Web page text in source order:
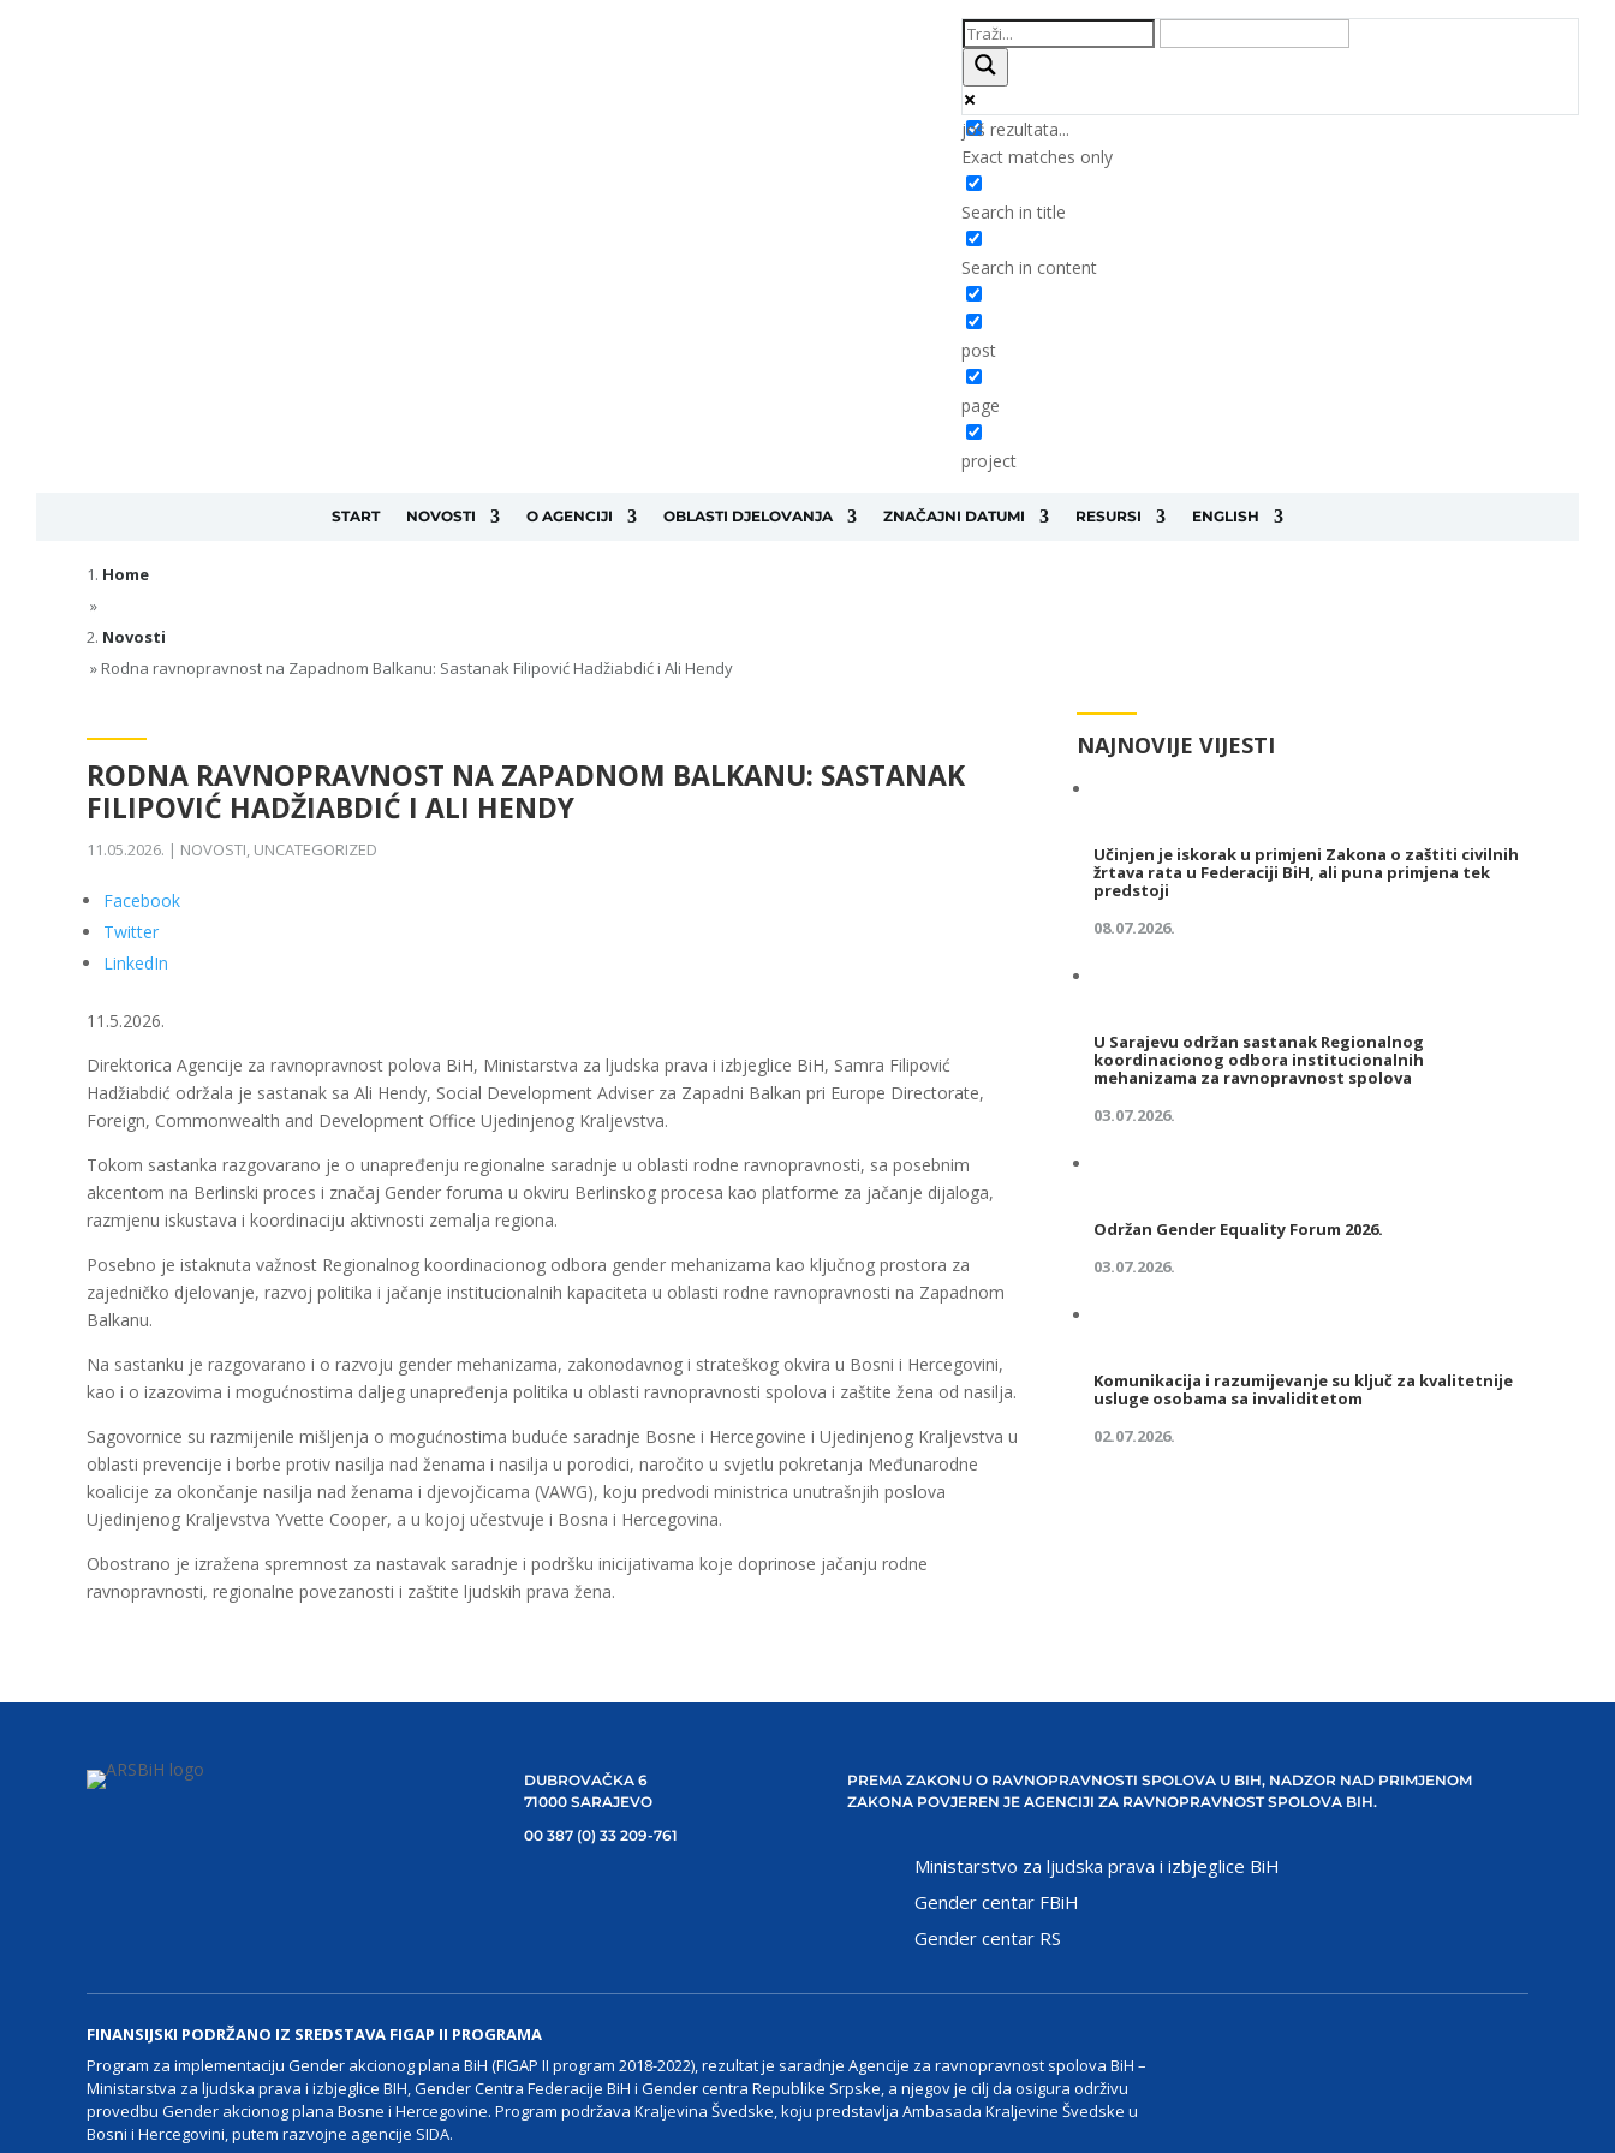
još rezultata...
Exact matches only
Search in title
Search in content
post
page
project
START NOVOSTI O AGENCIJI OBLASTI DJELOVANJA ZNAČAJNI DATUMI RESURSI ENGLISH
Home
»
Novosti
» Rodna ravnopravnost na Zapadnom Balkanu: Sastanak Filipović Hadžiabdić i Ali Hendy
RODNA RAVNOPRAVNOST NA ZAPADNOM BALKANU: SASTANAK
FILIPOVIĆ HADŽIABDIĆ I ALI HENDY
11.05.2026. | NOVOSTI, UNCATEGORIZED
Facebook
Twitter
LinkedIn
11.5.2026.
Direktorica Agencije za ravnopravnost polova BiH, Ministarstva za ljudska prava i izbjeglice BiH, Samra Filipović
Hadžiabdić održala je sastanak sa Ali Hendy, Social Development Adviser za Zapadni Balkan pri Europe Directorate,
Foreign, Commonwealth and Development Office Ujedinjenog Kraljevstva.
Tokom sastanka razgovarano je o unapređenju regionalne saradnje u oblasti rodne ravnopravnosti, sa posebnim
akcentom na Berlinski proces i značaj Gender foruma u okviru Berlinskog procesa kao platforme za jačanje dijaloga,
razmjenu iskustava i koordinaciju aktivnosti zemalja regiona.
Posebno je istaknuta važnost Regionalnog koordinacionog odbora gender mehanizama kao ključnog prostora za
zajedničko djelovanje, razvoj politika i jačanje institucionalnih kapaciteta u oblasti rodne ravnopravnosti na Zapadnom
Balkanu.
Na sastanku je razgovarano i o razvoju gender mehanizama, zakonodavnog i strateškog okvira u Bosni i Hercegovini,
kao i o izazovima i mogućnostima daljeg unapređenja politika u oblasti ravnopravnosti spolova i zaštite žena od nasilja.
Sagovornice su razmijenile mišljenja o mogućnostima buduće saradnje Bosne i Hercegovine i Ujedinjenog Kraljevstva u
oblasti prevencije i borbe protiv nasilja nad ženama i nasilja u porodici, naročito u svjetlu pokretanja Međunarodne
koalicije za okončanje nasilja nad ženama i djevojčicama (VAWG), koju predvodi ministrica unutrašnjih poslova
Ujedinjenog Kraljevstva Yvette Cooper, a u kojoj učestvuje i Bosna i Hercegovina.
Obostrano je izražena spremnost za nastavak saradnje i podršku inicijativama koje doprinose jačanju rodne
ravnopravnosti, regionalne povezanosti i zaštite ljudskih prava žena.
NAJNOVIJE VIJESTI
Učinjen je iskorak u primjeni Zakona o zaštiti civilnih
žrtava rata u Federaciji BiH, ali puna primjena tek
predstoji
08.07.2026.
U Sarajevu održan sastanak Regionalnog
koordinacionog odbora institucionalnih
mehanizama za ravnopravnost spolova
03.07.2026.
Održan Gender Equality Forum 2026.
03.07.2026.
Komunikacija i razumijevanje su ključ za kvalitetnije
usluge osobama sa invaliditetom
02.07.2026.
DUBROVAČKA 6
71000 SARAJEVO
00 387 (0) 33 209-761
PREMA ZAKONU O RAVNOPRAVNOSTI SPOLOVA U BIH, NADZOR NAD PRIMJENOM
ZAKONA POVJEREN JE AGENCIJI ZA RAVNOPRAVNOST SPOLOVA BIH.
Ministarstvo za ljudska prava i izbjeglice BiH
Gender centar FBiH
Gender centar RS
FINANSIJSKI PODRŽANO IZ SREDSTAVA FIGAP II PROGRAMA
Program za implementaciju Gender akcionog plana BiH (FIGAP II program 2018-2022), rezultat je saradnje Agencije za ravnopravnost spolova BiH –
Ministarstva za ljudska prava i izbjeglice BIH, Gender Centra Federacije BiH i Gender centra Republike Srpske, a njegov je cilj da osigura održivu
provedbu Gender akcionog plana Bosne i Hercegovine. Program podržava Kraljevina Švedske, koju predstavlja Ambasada Kraljevine Švedske u
Bosni i Hercegovini, putem razvojne agencije SIDA.